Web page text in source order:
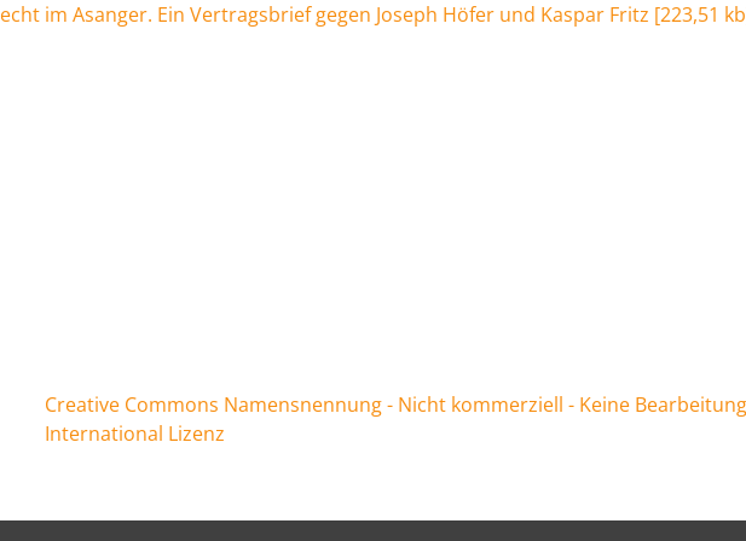
im Asanger. Ein Vertragsbrief gegen Joseph Höfer und Kaspar Fritz [223,51 kb
Creative Commons Namensnennung - Nicht kommerziell - Keine
International Lizenz